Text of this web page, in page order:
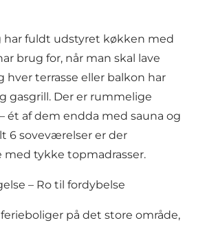
har fuldt udstyret køkken med
brug for, når man skal lave
hver terrasse eller balkon har
gasgrill. Der er rummelige
ét af dem endda med sauna og
6 soveværelser er der
med tykke topmadrasser.
– Ro til fordybelse
på det store område,